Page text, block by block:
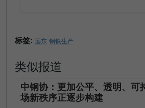
标签: 远东 钢铁生产
类似报道
中钢协：更加公平、透明、可
场新秩序正逐步构建